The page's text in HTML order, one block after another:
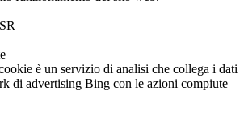
è un servizio di analisi che collega i dati
di advertising Bing con le azioni compiute